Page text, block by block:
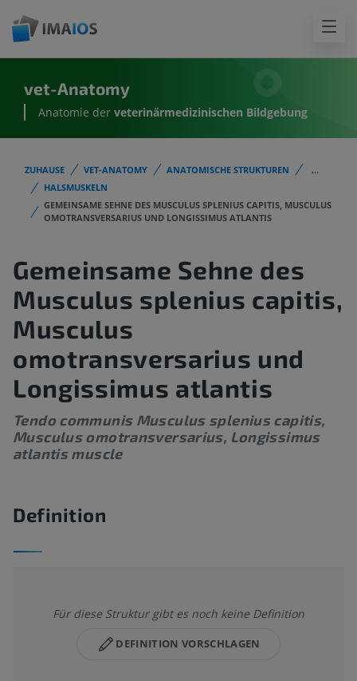
vet-Anatomy
Anatomie der veterinärmedizinischen Bildgebung
ZUHAUSE VET-ANATOMY ANATOMISCHE STRUKTUREN
...
HALSMUSKELN
GEMEINSAME SEHNE DES MUSCULUS SPLENIUS CAPITIS, MUSCULUS
OMOTRANSVERSARIUS UND LONGISSIMUS ATLANTIS
Gemeinsame Sehne des
Musculus splenius capitis,
Musculus
omotransversarius und
Longissimus atlantis
Tendo communis Musculus splenius capitis,
Musculus omotransversarius, Longissimus
atlantis muscle
Definition
Für diese Struktur gibt es noch keine Definition
DEFINITION VORSCHLAGEN